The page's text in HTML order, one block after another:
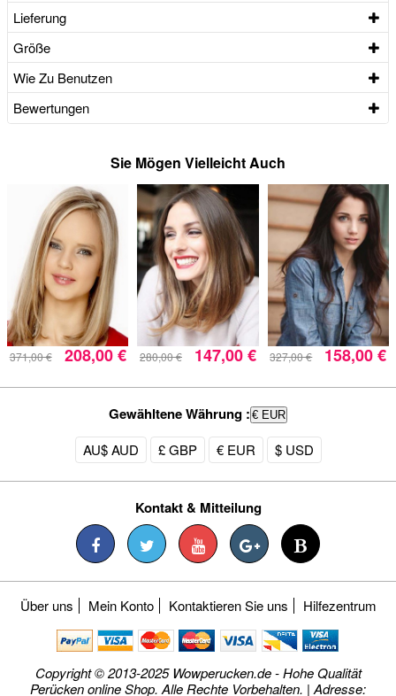
Lieferung
Größe
Wie Zu Benutzen
Bewertungen
Sie Mögen Vielleicht Auch
371,00 € 208,00 € 280,00 € 147,00 € 327,00 € 158,00 €
Gewähltene Währung : € EUR
AU$ AUD £ GBP € EUR $ USD
Kontakt & Mitteilung
Über uns Mein Konto Kontaktieren Sie uns Hilfezentrum
Copyright © 2013-2025 Wowperucken.de - Hohe Qualität
Perücken online Shop. Alle Rechte Vorbehalten. | Adresse: